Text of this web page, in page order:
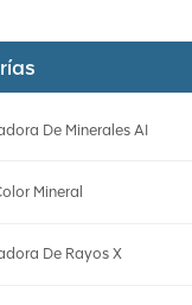
De Minerales AI
Mineral
De Rayos X